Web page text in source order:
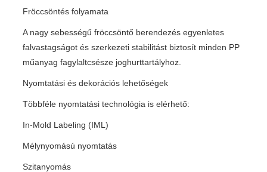
Fröccsöntés folyamata
A nagy sebességű fröccsöntő berendezés egyenletes
falvastagságot és szerkezeti stabilitást biztosít minden PP
műanyag fagylaltcsésze joghurttartályhoz.
Nyomtatási és dekorációs lehetőségek
Többféle nyomtatási technológia is elérhető:
In-Mold Labeling (IML)
Mélynyomású nyomtatás
Szitanyomás